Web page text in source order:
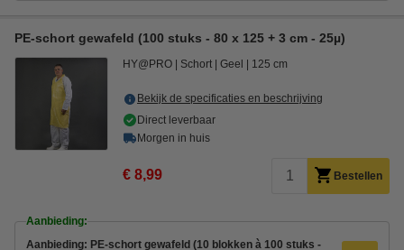
PE-schort gewafeld (100 stuks - 80 x 125 + 3 cm - 25µ)
HY@PRO Schort Geel 125 cm
Bekijk de specificaties en beschrijving
Direct leverbaar
Morgen in huis
€ 8,99 Bestellen
Aanbieding:
Aanbieding: PE-schort gewafeld (10 blokken à 100 stuks -